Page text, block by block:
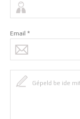
Email *